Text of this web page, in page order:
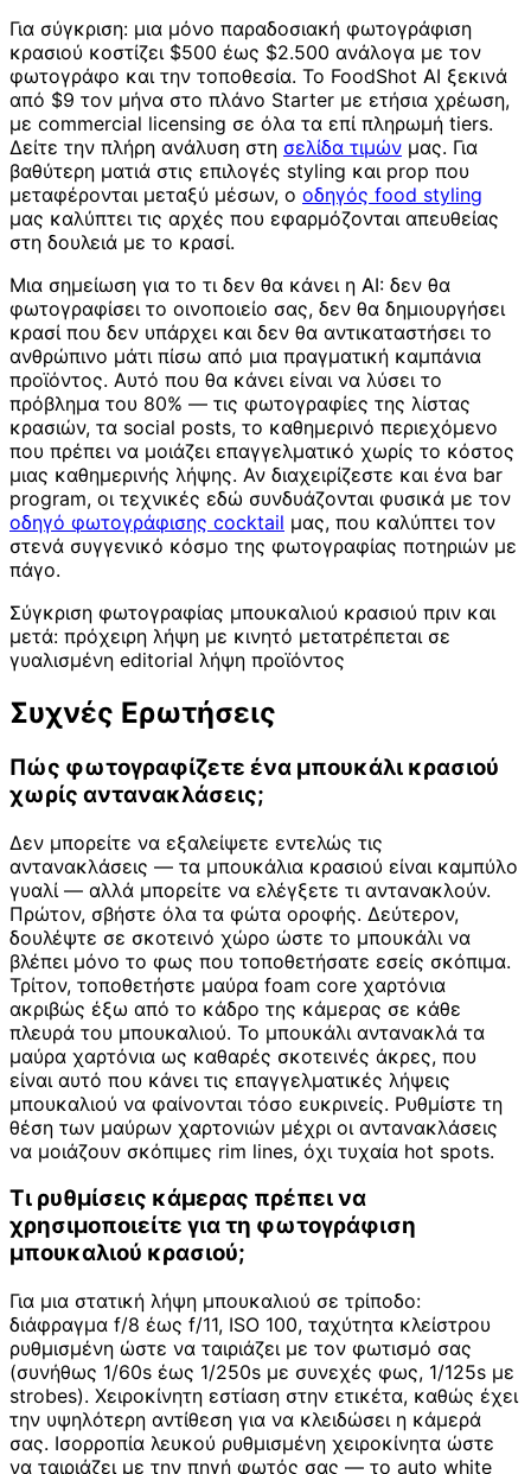
Για σύγκριση: μια μόνο παραδοσιακή φωτογράφιση
κρασιού κοστίζει $500 έως $2.500 ανάλογα με τον
φωτογράφο και την τοποθεσία. Το FoodShot AI ξεκινά
από $9 τον μήνα στο πλάνο Starter με ετήσια χρέωση,
με commercial licensing σε όλα τα επί πληρωμή tiers.
Δείτε την πλήρη ανάλυση στη σελίδα τιμών μας. Για
βαθύτερη ματιά στις επιλογές styling και prop που
μεταφέρονται μεταξύ μέσων, ο οδηγός food styling
μας καλύπτει τις αρχές που εφαρμόζονται απευθείας
στη δουλειά με το κρασί.
Μια σημείωση για το τι δεν θα κάνει η AI: δεν θα
φωτογραφίσει το οινοποιείο σας, δεν θα δημιουργήσει
κρασί που δεν υπάρχει και δεν θα αντικαταστήσει το
ανθρώπινο μάτι πίσω από μια πραγματική καμπάνια
προϊόντος. Αυτό που θα κάνει είναι να λύσει το
πρόβλημα του 80% — τις φωτογραφίες της λίστας
κρασιών, τα social posts, το καθημερινό περιεχόμενο
που πρέπει να μοιάζει επαγγελματικό χωρίς το κόστος
μιας καθημερινής λήψης. Αν διαχειρίζεστε και ένα bar
program, οι τεχνικές εδώ συνδυάζονται φυσικά με τον
οδηγό φωτογράφισης cocktail μας, που καλύπτει τον
στενά συγγενικό κόσμο της φωτογραφίας ποτηριών με
πάγο.
Σύγκριση φωτογραφίας μπουκαλιού κρασιού πριν και
μετά: πρόχειρη λήψη με κινητό μετατρέπεται σε
γυαλισμένη editorial λήψη προϊόντος
Συχνές Ερωτήσεις
Πώς φωτογραφίζετε ένα μπουκάλι κρασιού
χωρίς αντανακλάσεις;
Δεν μπορείτε να εξαλείψετε εντελώς τις
αντανακλάσεις — τα μπουκάλια κρασιού είναι καμπύλο
γυαλί — αλλά μπορείτε να ελέγξετε τι αντανακλούν.
Πρώτον, σβήστε όλα τα φώτα οροφής. Δεύτερον,
δουλέψτε σε σκοτεινό χώρο ώστε το μπουκάλι να
βλέπει μόνο το φως που τοποθετήσατε εσείς σκόπιμα.
Τρίτον, τοποθετήστε μαύρα foam core χαρτόνια
ακριβώς έξω από το κάδρο της κάμερας σε κάθε
πλευρά του μπουκαλιού. Το μπουκάλι αντανακλά τα
μαύρα χαρτόνια ως καθαρές σκοτεινές άκρες, που
είναι αυτό που κάνει τις επαγγελματικές λήψεις
μπουκαλιού να φαίνονται τόσο ευκρινείς. Ρυθμίστε τη
θέση των μαύρων χαρτονιών μέχρι οι αντανακλάσεις
να μοιάζουν σκόπιμες rim lines, όχι τυχαία hot spots.
Τι ρυθμίσεις κάμερας πρέπει να
χρησιμοποιείτε για τη φωτογράφιση
μπουκαλιού κρασιού;
Για μια στατική λήψη μπουκαλιού σε τρίποδο:
διάφραγμα f/8 έως f/11, ISO 100, ταχύτητα κλείστρου
ρυθμισμένη ώστε να ταιριάζει με τον φωτισμό σας
(συνήθως 1/60s έως 1/250s με συνεχές φως, 1/125s με
strobes). Χειροκίνητη εστίαση στην ετικέτα, καθώς έχει
την υψηλότερη αντίθεση για να κλειδώσει η κάμερά
σας. Ισορροπία λευκού ρυθμισμένη χειροκίνητα ώστε
να ταιριάζει με την πηγή φωτός σας — το auto white